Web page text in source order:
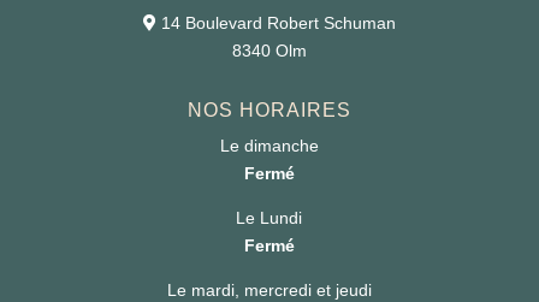
14 Boulevard Robert Schuman
8340 Olm
NOS HORAIRES
Le dimanche
Fermé
Le Lundi
Fermé
Le mardi, mercredi et jeudi